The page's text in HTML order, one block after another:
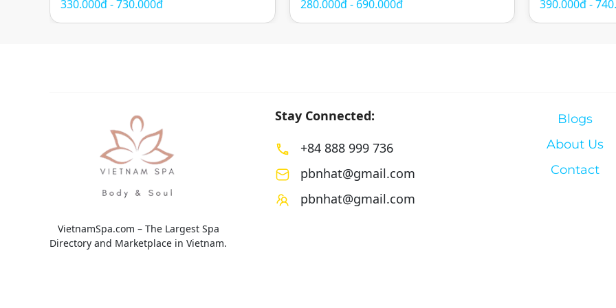
nhiên và không gian thư giãn mang cảm
hứng Nhật Bản. Các liệu trình được thiết kế
330.000đ - 730.000đ
chăm sóc sức khỏe theo phương pháp
Đông phương. Spa mang đến trải nghiệm
280.000đ - 690.000đ
thành phố. Với
hóa, spa mang
390.000đ -
VietnamSpa.com – The Largest Spa
Directory and Marketplace in Vietnam.
Stay Connected:
+84 888 999 736
pbnhat@gmail.com
pbnhat@gmail.com
Blogs
About Us
Contact